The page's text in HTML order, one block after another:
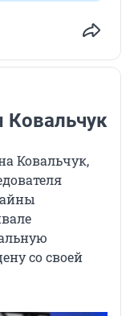
Ковальчук,
со своей